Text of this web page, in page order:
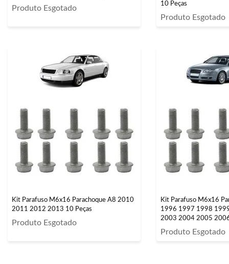
Produto Esgotado
10 Peças
Produto Esgotado
Kit Parafuso M6x16 Parachoque A8 2010
2011 2012 2013 10 Peças
Produto Esgotado
Kit Parafuso M6x16
1996 1997 1998
2003 2004 2005
2010 2011 2012
Produto Esgotado